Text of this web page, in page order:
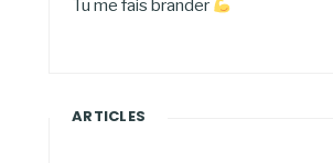
Tu me fais brander
ARTICLES